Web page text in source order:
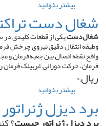
برند
KBZ
بیشتر بخوانید
تراکتور
فیات شغال دست
شغال‌دستیکی از قطعات کلیدی در
وظیفه انتقال دقیق نیروی چرخش
واقع نقطه اتصال بین جعبه‌فرمان و
فرمان، حرکت دورانی غربیلک
ریال,۰
بیشتر بخوانید
دست
تراکتور
برد دیزل ژنراتور ۶۱۲۰ اورجینال